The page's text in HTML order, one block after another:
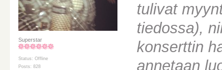
Superstar
Status: Offline
Posts: 828
tulivat
tiedossa),
konserttin
annetaan